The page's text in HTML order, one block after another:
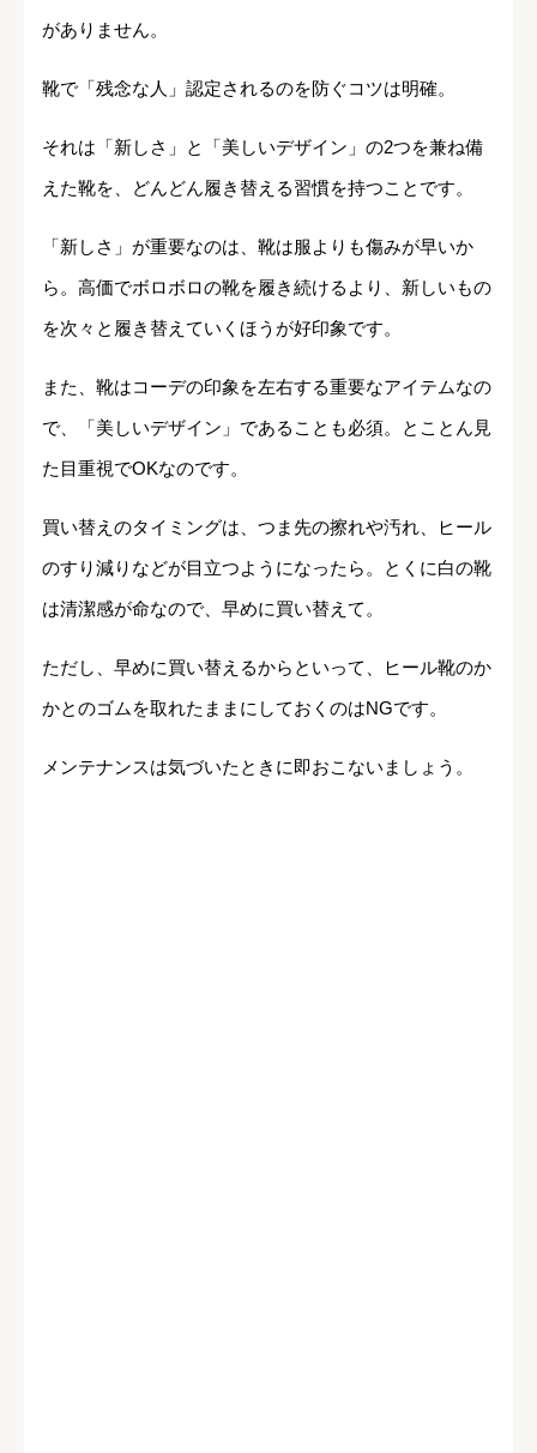
がありません。
靴で「残念な人」認定されるのを防ぐコツは明確。
それは「新しさ」と「美しいデザイン」の2つを兼ね備
えた靴を、どんどん履き替える習慣を持つことです。
「新しさ」が重要なのは、靴は服よりも傷みが早いか
ら。高価でボロボロの靴を履き続けるより、新しいもの
を次々と履き替えていくほうが好印象です。
また、靴はコーデの印象を左右する重要なアイテムなの
で、「美しいデザイン」であることも必須。とことん見
た目重視でOKなのです。
買い替えのタイミングは、つま先の擦れや汚れ、ヒール
のすり減りなどが目立つようになったら。とくに白の靴
は清潔感が命なので、早めに買い替えて。
ただし、早めに買い替えるからといって、ヒール靴のか
かとのゴムを取れたままにしておくのはNGです。
メンテナンスは気づいたときに即おこないましょう。